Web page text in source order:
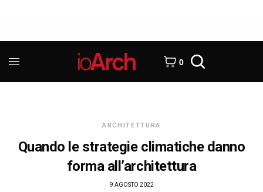
0
ARCHITETTURA
Quando le strategie climatiche danno
forma all’architettura
9 AGOSTO 2022